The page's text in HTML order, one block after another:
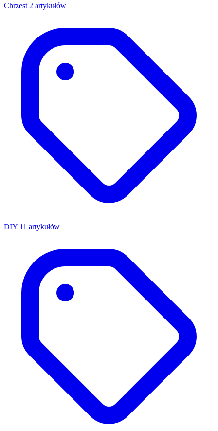
Chrzest 2 artykułów
DIY 11 artykułów